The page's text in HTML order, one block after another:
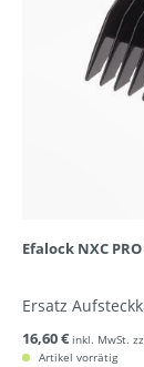
Efalock NXC
Ersatz
16,60 € inkl. MwSt.
Artikel vorrätig